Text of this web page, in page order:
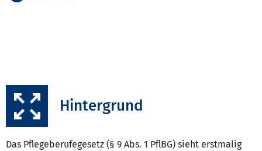
Hintergrund
Das Pflegeberufegesetz (§ 9 Abs. 1 PflBG) sieht erstmalig